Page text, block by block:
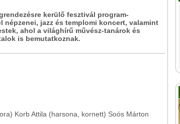
kerülő fesztivál program-
népzenei, jazz és templomi koncert, valamint
ahol a világhírű művész-tanárok és
is bemutatkoznak.
Korb Attila (harsona, kornett) Soós Márton